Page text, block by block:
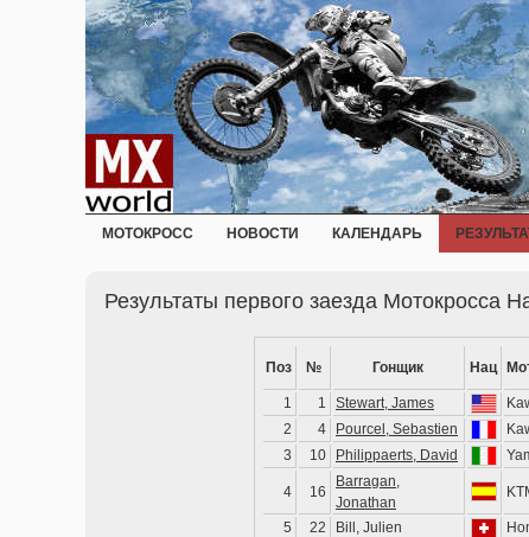
МОТОКРОСС НОВОСТИ КАЛЕНДАРЬ
Результаты первого заезда Мотокросса
Поз № Гонщик Нац
1
1 Stewart, James
2
4 Pourcel, Sebastien
3
10 Philippaerts, David
4 16
Barragan,
Jonathan
5 22 Bill, Julien